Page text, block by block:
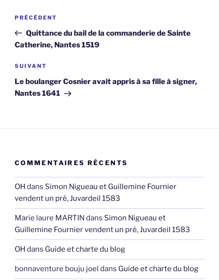
Navigation
l’article
Article
précédent
PRÉCÉDENT
Quittance du bail de la commanderie de Sainte
Catherine, Nantes 1519
Article
suivant
SUIVANT
Le boulanger Cosnier avait appris à sa fille à signer,
Nantes 1641
COMMENTAIRES RÉCENTS
OH dans Simon Nigueau et Guillemine Fournier
vendent un pré, Juvardeil 1583
Marie laure MARTIN dans Simon Nigueau et
Guillemine Fournier vendent un pré, Juvardeil 1583
OH dans Guide et charte du blog
bonnaventure bouju joel dans Guide et charte du blog